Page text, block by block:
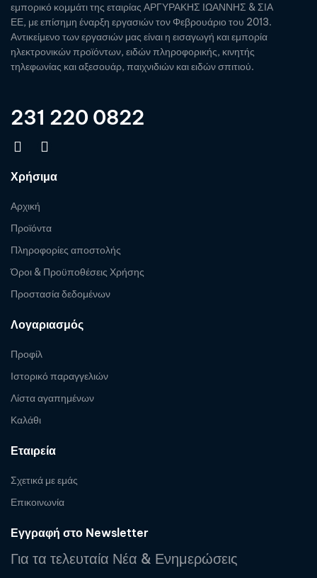
εμπορικό κομμάτι της εταιρίας ΑΡΓΥΡΑΚΗΣ ΙΩΑΝΝΗΣ & ΣΙΑ
ΕΕ, με επίσημη έναρξη εργασιών τον Φεβρουάριο του 2013.
Αντικείμενο των εργασιών μας είναι η εισαγωγή και εμπορία
ηλεκτρονικών προϊόντων, ειδών πληροφορικής, κινητής
τηλεφωνίας και αξεσουάρ, παιχνιδιών και ειδών σπιτιού.
231 220 0822
Χρήσιμα
Αρχική
Προϊόντα
Πληροφορίες αποστολής
Όροι & Προϋποθέσεις Χρήσης
Προστασία δεδομένων
Λογαριασμός
Προφίλ
Ιστορικό παραγγελιών
Λίστα αγαπημένων
Καλάθι
Εταιρεία
Σχετικά με εμάς
Επικοινωνία
Εγγραφή στο Newsletter
Για τα τελευταία Νέα & Ενημερώσεις